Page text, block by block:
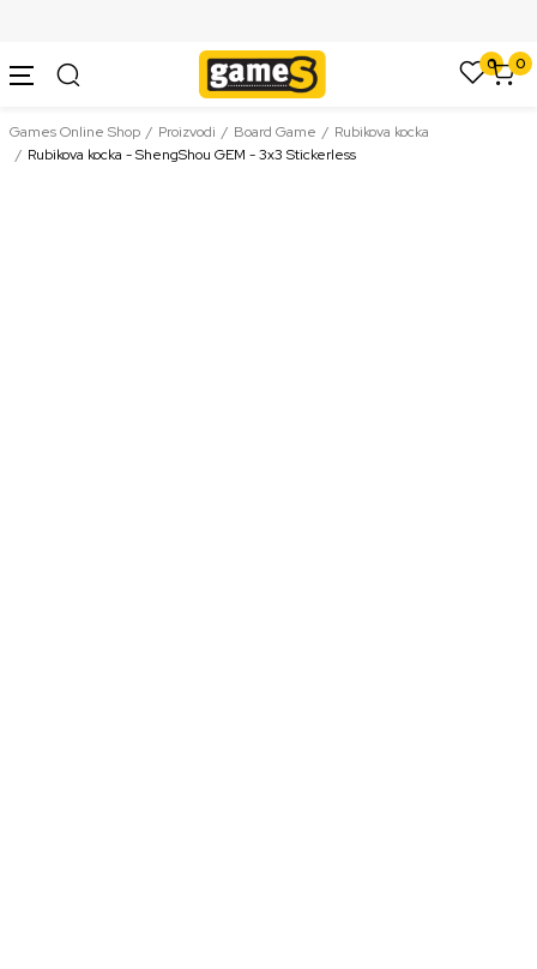
0 0
Games Online Shop Proizvodi Board Game
Rubikova kocka
Rubikova kocka - ShengShou GEM - 3x3 Stickerless